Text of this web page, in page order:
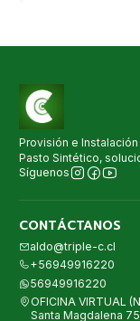
Provisión e
Pasto Sintético,
Síguenos
CONTÁCTANOS
aldo@triple-c.cl
+56949916220
56949916220
OFICINA VIRTUAL
Santa Magdalena